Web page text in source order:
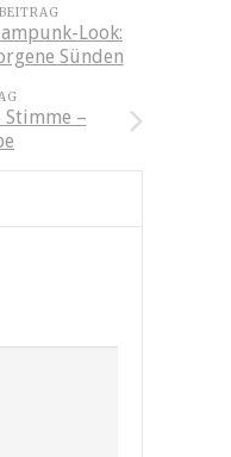
Look:
Sünden
Stimme –